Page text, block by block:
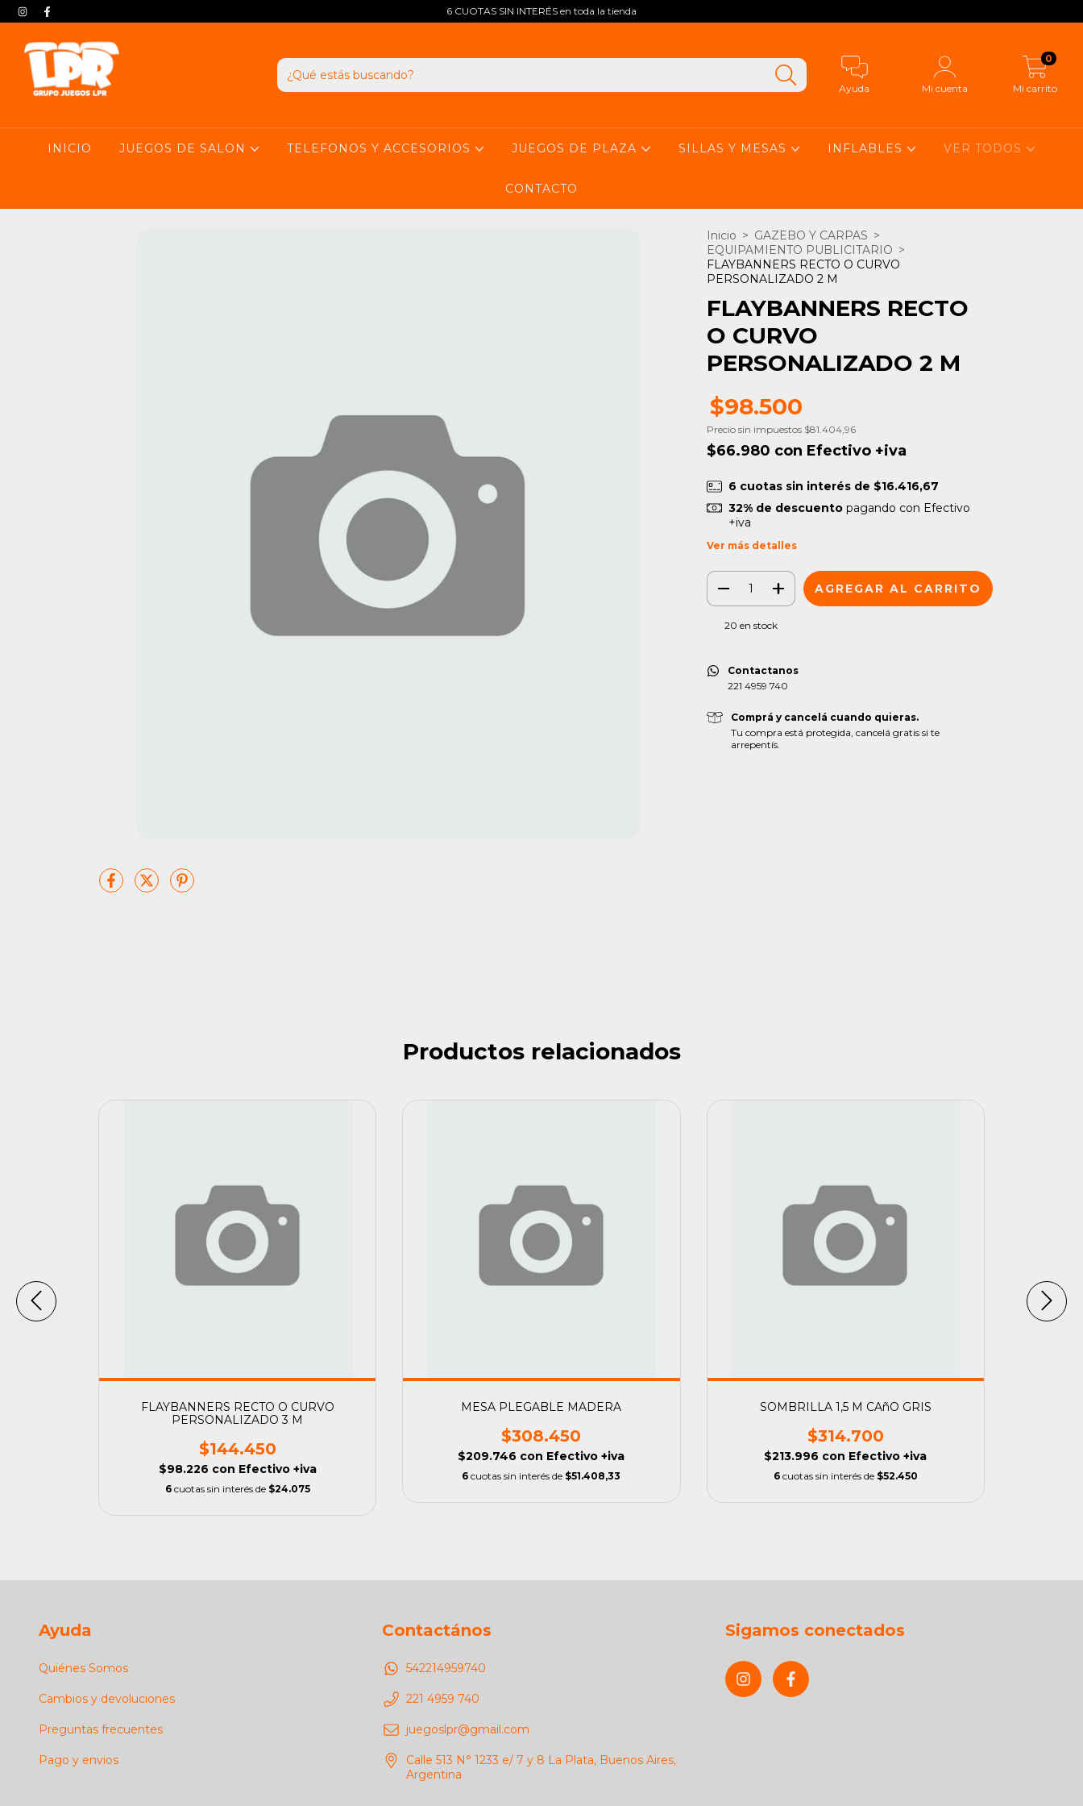
6 CUOTAS SIN INTERÉS en toda la tienda
Ayuda Mi cuenta Mi carrito
0
INICIO JUEGOS DE SALON TELEFONOS Y ACCESORIOS JUEGOS DE PLAZA SILLAS Y MESAS INFLABLES VER TODOS
CONTACTO
Inicio > GAZEBO Y CARPAS >
EQUIPAMIENTO PUBLICITARIO >
FLAYBANNERS RECTO O CURVO
PERSONALIZADO 2 M
FLAYBANNERS RECTO
O CURVO
PERSONALIZADO 2 M
$98.500
Precio sin impuestos $81.404,96
$66.980 con Efectivo +iva
6 cuotas sin interés de $16.416,67
32% de descuentopagando con Efectivo
+iva
Ver más detalles
20 en stock
Contactanos
221 4959 740
Comprá y cancelá cuando quieras.
Tu compra está protegida, cancelá gratis si te
arrepentís.
Productos relacionados
FLAYBANNERS RECTO O CURVO
PERSONALIZADO 3 M
$144.450
$98.226 con Efectivo +iva
6 cuotas sin interés de $24.075
MESA PLEGABLE MADERA
$308.450
$209.746 con Efectivo +iva
6 cuotas sin interés de $51.408,33
SOMBRILLA 1,5 M CAñO GRIS
$314.700
$213.996 con Efectivo +iva
6 cuotas sin interés de $52.450
Ayuda
Quiénes Somos
Cambios y devoluciones
Preguntas frecuentes
Pago y envios
Contactános
542214959740
221 4959 740
juegoslpr@gmail.com
Calle 513 N° 1233 e/ 7 y 8 La Plata, Buenos Aires,
Argentina
Sigamos conectados